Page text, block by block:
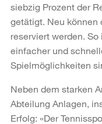
siebzig Prozent der
getätigt. Neu können
reserviert werden.
einfacher und
Spielmöglichkeiten
Neben dem starken
Abteilung Anlagen,
Erfolg: «Der